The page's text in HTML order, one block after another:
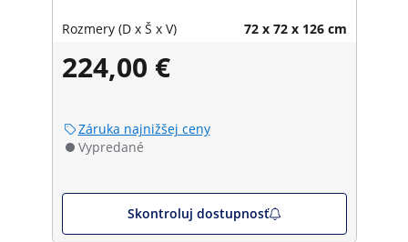
Rozmery (D x Š x V) 72 x 72 x 126 cm
224,00 €
Záruka najnižšej ceny
Vypredané
Skontroluj dostupnosť